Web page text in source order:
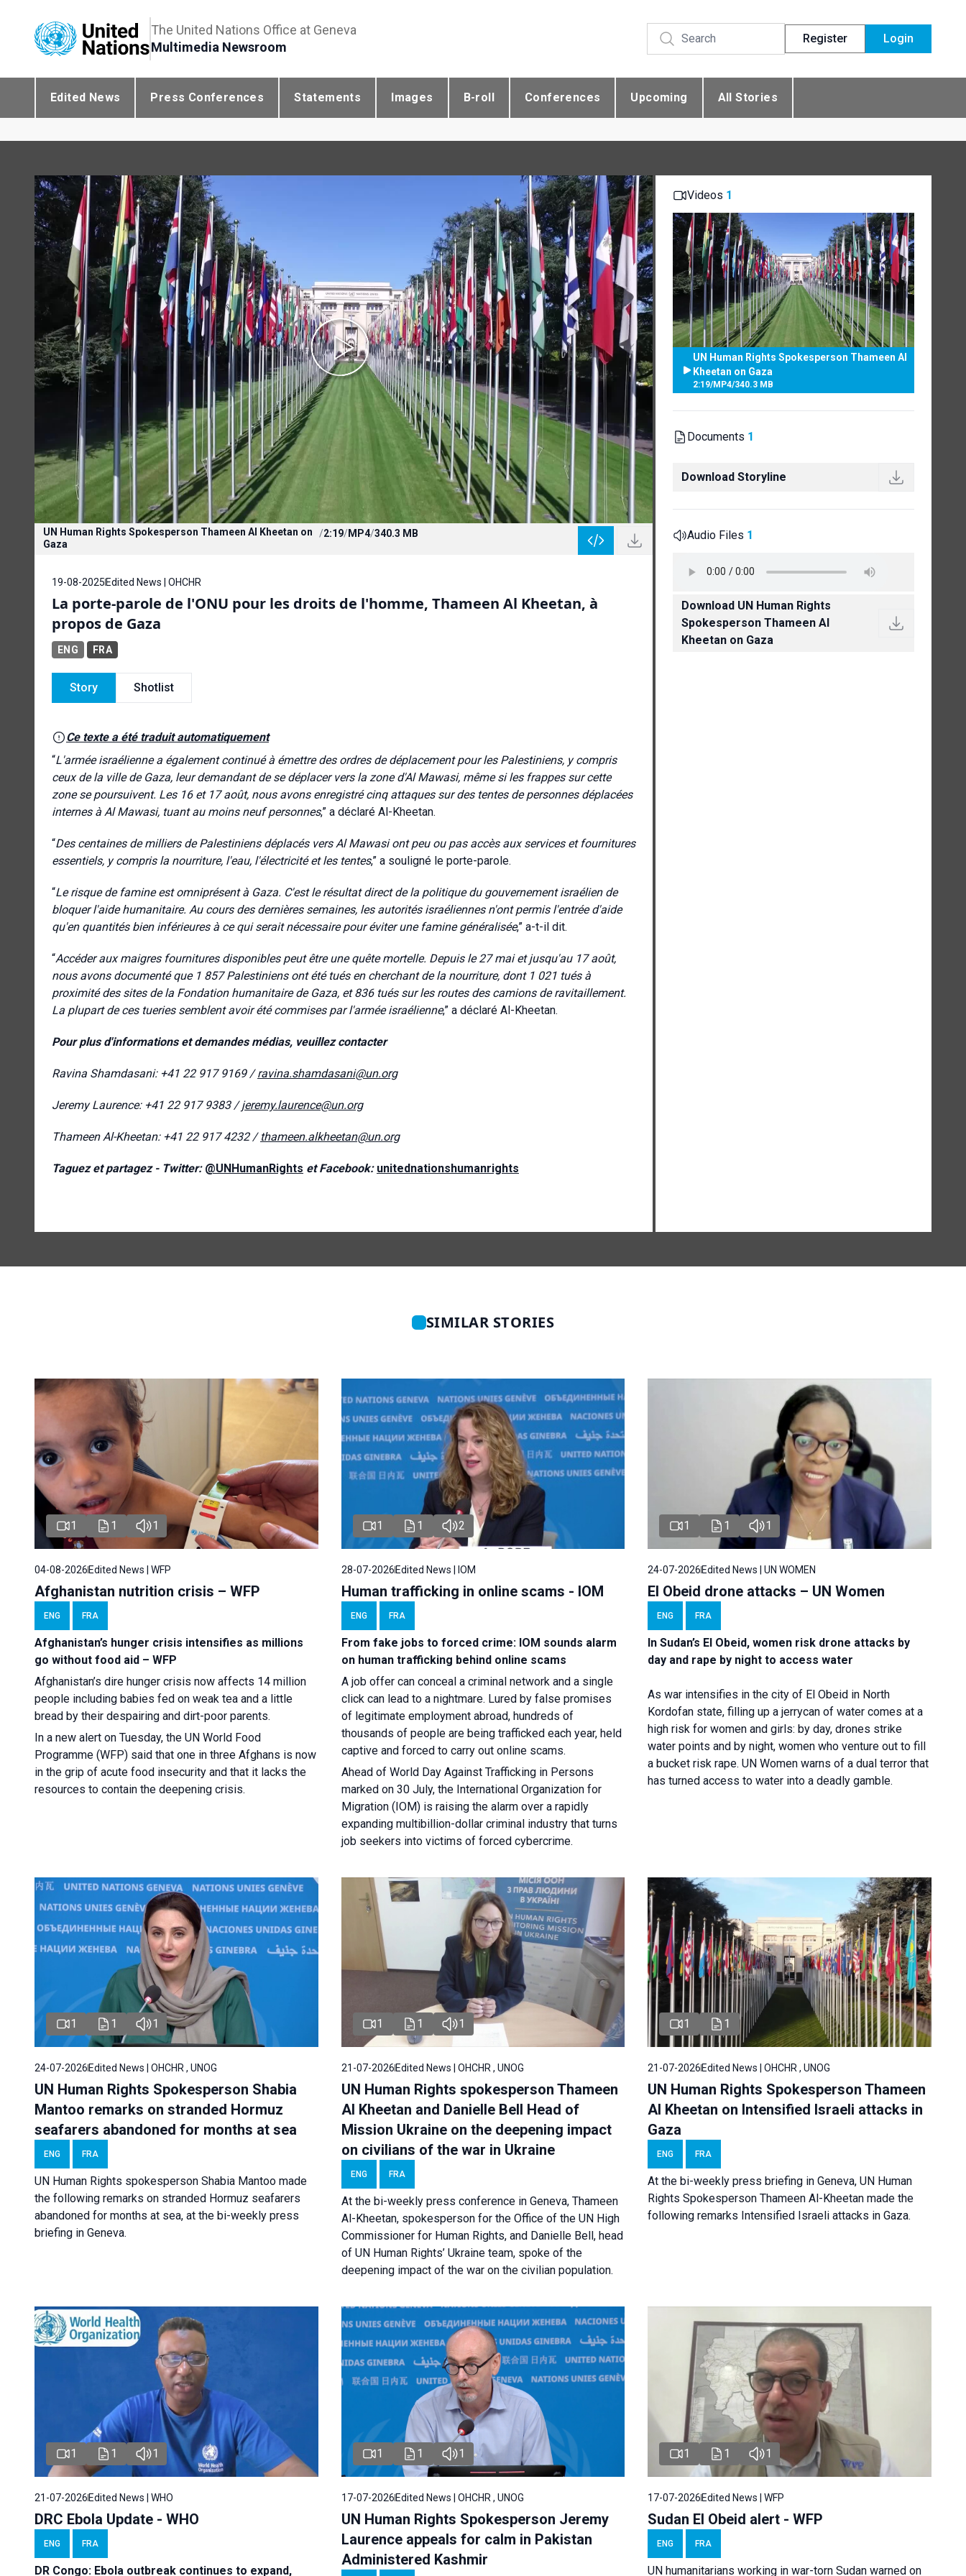
The United Nations Office at Geneva
Multimedia Newsroom
Register Login
Edited News Press Conferences Statements Images B-roll Conferences Upcoming All Stories
UN Human Rights Spokesperson Thameen Al Kheetan on
Gaza
/2:19/MP4/340.3 MB
19-08-2025 Edited News | OHCHR
La porte-parole de l'ONU pour les droits de l'homme, Thameen Al Kheetan, à
propos de Gaza
ENG FRA
Story Shotlist
Ce texte a été traduit automatiquement
“L'armée israélienne a également continué à émettre des ordres de déplacement pour les Palestiniens, y compris
ceux de la ville de Gaza, leur demandant de se déplacer vers la zone d'Al Mawasi, même si les frappes sur cette
zone se poursuivent. Les 16 et 17 août, nous avons enregistré cinq attaques sur des tentes de personnes déplacées
internes à Al Mawasi, tuant au moins neuf personnes,” a déclaré Al-Kheetan.
“Des centaines de milliers de Palestiniens déplacés vers Al Mawasi ont peu ou pas accès aux services et fournitures
essentiels, y compris la nourriture, l'eau, l'électricité et les tentes,” a souligné le porte-parole.
“Le risque de famine est omniprésent à Gaza. C'est le résultat direct de la politique du gouvernement israélien de
bloquer l'aide humanitaire. Au cours des dernières semaines, les autorités israéliennes n'ont permis l'entrée d'aide
qu'en quantités bien inférieures à ce qui serait nécessaire pour éviter une famine généralisée,” a-t-il dit.
“Accéder aux maigres fournitures disponibles peut être une quête mortelle. Depuis le 27 mai et jusqu'au 17 août,
nous avons documenté que 1 857 Palestiniens ont été tués en cherchant de la nourriture, dont 1 021 tués à
proximité des sites de la Fondation humanitaire de Gaza, et 836 tués sur les routes des camions de ravitaillement.
La plupart de ces tueries semblent avoir été commises par l'armée israélienne,” a déclaré Al-Kheetan.
Pour plus d'informations et demandes médias, veuillez contacter
Ravina Shamdasani: +41 22 917 9169 /ravina.shamdasani@un.org
Jeremy Laurence: +41 22 917 9383 /jeremy.laurence@un.org
Thameen Al-Kheetan: +41 22 917 4232 / thameen.alkheetan@un.org
Taguez et partagez - Twitter: @UNHumanRights et Facebook: unitednationshumanrights
Videos 1
UN Human Rights Spokesperson Thameen Al
Kheetan on Gaza
2:19/MP4/340.3 MB
Documents 1
Download Storyline
Audio Files 1
Download UN Human Rights
Spokesperson Thameen Al
Kheetan on Gaza
SIMILAR STORIES
1 1 1
04-08-2026Edited News | WFP
Afghanistan nutrition crisis – WFP
ENG FRA
Afghanistan’s hunger crisis intensifies as millions
go without food aid – WFP
Afghanistan’s dire hunger crisis now affects 14 million
people including babies fed on weak tea and a little
bread by their despairing and dirt-poor parents.
In a new alert on Tuesday, the UN World Food
Programme (WFP) said that one in three Afghans is now
in the grip of acute food insecurity and that it lacks the
resources to contain the deepening crisis.
1 1 2
28-07-2026Edited News | IOM
Human trafficking in online scams - IOM
ENG FRA
From fake jobs to forced crime: IOM sounds alarm
on human trafficking behind online scams
A job offer can conceal a criminal network and a single
click can lead to a nightmare. Lured by false promises
of legitimate employment abroad, hundreds of
thousands of people are being trafficked each year, held
captive and forced to carry out online scams.
Ahead of World Day Against Trafficking in Persons
marked on 30 July, the International Organization for
Migration (IOM) is raising the alarm over a rapidly
expanding multibillion-dollar criminal industry that turns
job seekers into victims of forced cybercrime.
1 1 1
24-07-2026Edited News | UN WOMEN
El Obeid drone attacks – UN Women
ENG FRA
In Sudan’s El Obeid, women risk drone attacks by
day and rape by night to access water
As war intensifies in the city of El Obeid in North
Kordofan state, filling up a jerrycan of water comes at a
high risk for women and girls: by day, drones strike
water points and by night, women who venture out to fill
a bucket risk rape. UN Women warns of a dual terror that
has turned access to water into a deadly gamble.
1 1 1
24-07-2026 Edited News | OHCHR , UNOG
UN Human Rights Spokesperson Shabia
Mantoo remarks on stranded Hormuz
seafarers abandoned for months at sea
ENG FRA
UN Human Rights spokesperson Shabia Mantoo made
the following remarks on stranded Hormuz seafarers
abandoned for months at sea, at the bi-weekly press
briefing in Geneva.
1 1 1
21-07-2026Edited News | OHCHR , UNOG
UN Human Rights spokesperson Thameen
Al Kheetan and Danielle Bell Head of
Mission Ukraine on the deepening impact
on civilians of the war in Ukraine
ENG FRA
At the bi-weekly press conference in Geneva, Thameen
Al-Kheetan, spokesperson for the Office of the UN High
Commissioner for Human Rights, and Danielle Bell, head
of UN Human Rights’ Ukraine team, spoke of the
deepening impact of the war on the civilian population.
1 1
21-07-2026Edited News | OHCHR , UNOG
UN Human Rights Spokesperson Thameen
Al Kheetan on Intensified Israeli attacks in
Gaza
ENG FRA
At the bi-weekly press briefing in Geneva, UN Human
Rights Spokesperson Thameen Al-Kheetan made the
following remarks Intensified Israeli attacks in Gaza.
1 1 1
21-07-2026 Edited News | WHO
DRC Ebola Update - WHO
ENG FRA
DR Congo: Ebola outbreak continues to expand,
1 1 1
17-07-2026Edited News | OHCHR , UNOG
UN Human Rights Spokesperson Jeremy
Laurence appeals for calm in Pakistan
Administered Kashmir
1 1 1
17-07-2026Edited News | WFP
Sudan El Obeid alert - WFP
ENG FRA
UN humanitarians working in war-torn Sudan warned on